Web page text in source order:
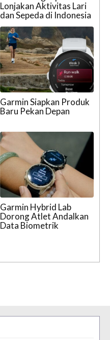
Lonjakan Aktivitas Lari
dan Sepeda di Indonesia
Garmin Siapkan Produk
Baru Pekan Depan
Garmin Hybrid Lab
Dorong Atlet Andalkan
Data Biometrik